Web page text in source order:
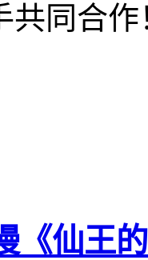
共同合
《仙王